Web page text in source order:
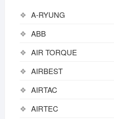
A-RYUNG
ABB
AIR TORQUE
AIRBEST
AIRTAC
AIRTEC